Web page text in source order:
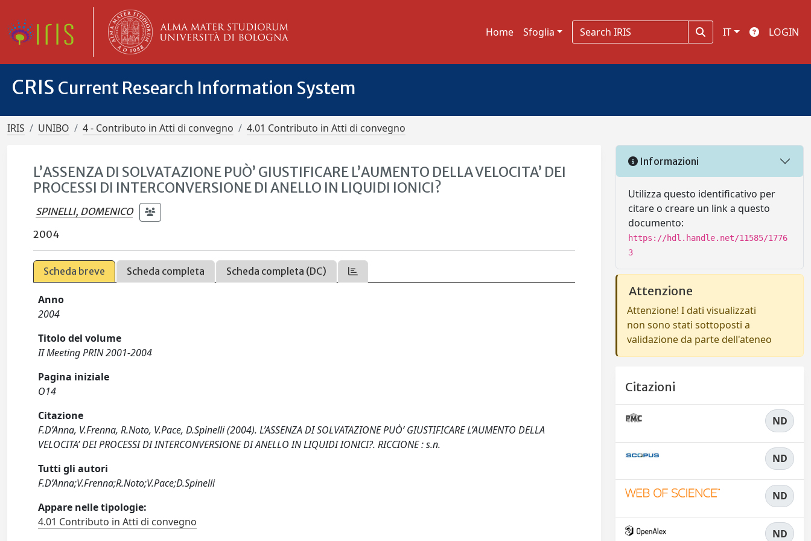
Home Sfoglia IT LOGIN
CRIS Current Research Information System
IRIS UNIBO 4 - Contributo in Atti di convegno 4.01 Contributo in Atti di convegno
L’ASSENZA DI SOLVATAZIONE PUÒ’ GIUSTIFICARE L’AUMENTO DELLA VELOCITA’ DEI
PROCESSI DI INTERCONVERSIONE DI ANELLO IN LIQUIDI IONICI?
SPINELLI, DOMENICO
2004
Scheda breve Scheda completa Scheda completa (DC)
Anno
2004
Titolo del volume
II Meeting PRIN 2001-2004
Pagina iniziale
O14
Citazione
F.D’Anna, V.Frenna, R.Noto, V.Pace, D.Spinelli (2004). L’ASSENZA DI SOLVATAZIONE PUÒ’ GIUSTIFICARE L’AUMENTO DELLA
VELOCITA’ DEI PROCESSI DI INTERCONVERSIONE DI ANELLO IN LIQUIDI IONICI?. RICCIONE : s.n.
Tutti gli autori
F.D’Anna;V.Frenna;R.Noto;V.Pace;D.Spinelli
Appare nelle tipologie:
4.01 Contributo in Atti di convegno
Informazioni
Utilizza questo identificativo per
citare o creare un link a questo
documento:
https://hdl.handle.net/11585/1776
3
Attenzione
Attenzione! I dati visualizzati
non sono stati sottoposti a
validazione da parte dell'ateneo
Citazioni
ND
ND
ND
ND